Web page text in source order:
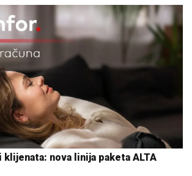
nova linija paketa ALTA